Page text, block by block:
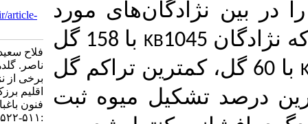
مورد
KB
با 158 گل
کمترین تراکم گل
میوه ثبت
URL:http://journal-irshs.ir/article-
فلاح سعیده، ارزانی کاظم، بوذری
ناصر. گلدهی و خودناسازگاری
برخی از نژادگان‌‌‌های برتر زردآلو در
اقلیم برزک کاشان. مجله علوم و
فنون باغبانی ایران. ۱۴۰۱; ۲۳ (۳)